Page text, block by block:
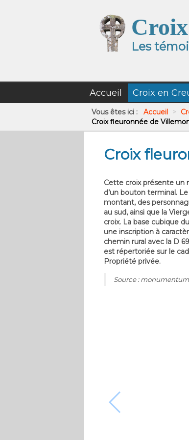
Les
Accueil Croix en
Vous êtes ici : Accueil >
Croix fleuronnée de
Croix
Cette croix présente un
d’un bouton terminal.
montant, des
au sud, ainsi que la
croix. La base cubique
une inscription à
chemin rural avec la D
est répertoriée sur le
Propriété privée.
Source :